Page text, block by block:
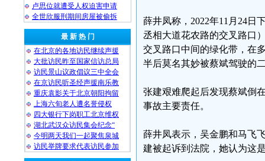
卢思位就遭受人权迫害申请
全世欣服刑期间房屋被偷拆
最 新 热 门
在北京的各地访民继续声援
大批访民昨至国家信访总局
访民景山议政倡议三中全会
在京访民听圣经声援南乐教
重庆袁影关于北京朝阳拘留
上海六旬老人遭名誉侵权
四大银行下岗职工北京维权
湖北武汉众访民集会纪念“
今明两天我们一起聚焦泉城
访民举牌要求代表访民参加
薛井凤称，2022年11月24日
丞相大道花农路的交叉路口
交叉路口中间的绿化带，在
半后莫名其妙被蔡斌驾驶的
张建艰难爬起后发现蔡斌倒
事故主要责任。
薛井凤表示，吴金鹏和马飞
建被起诉到法院，她认为这